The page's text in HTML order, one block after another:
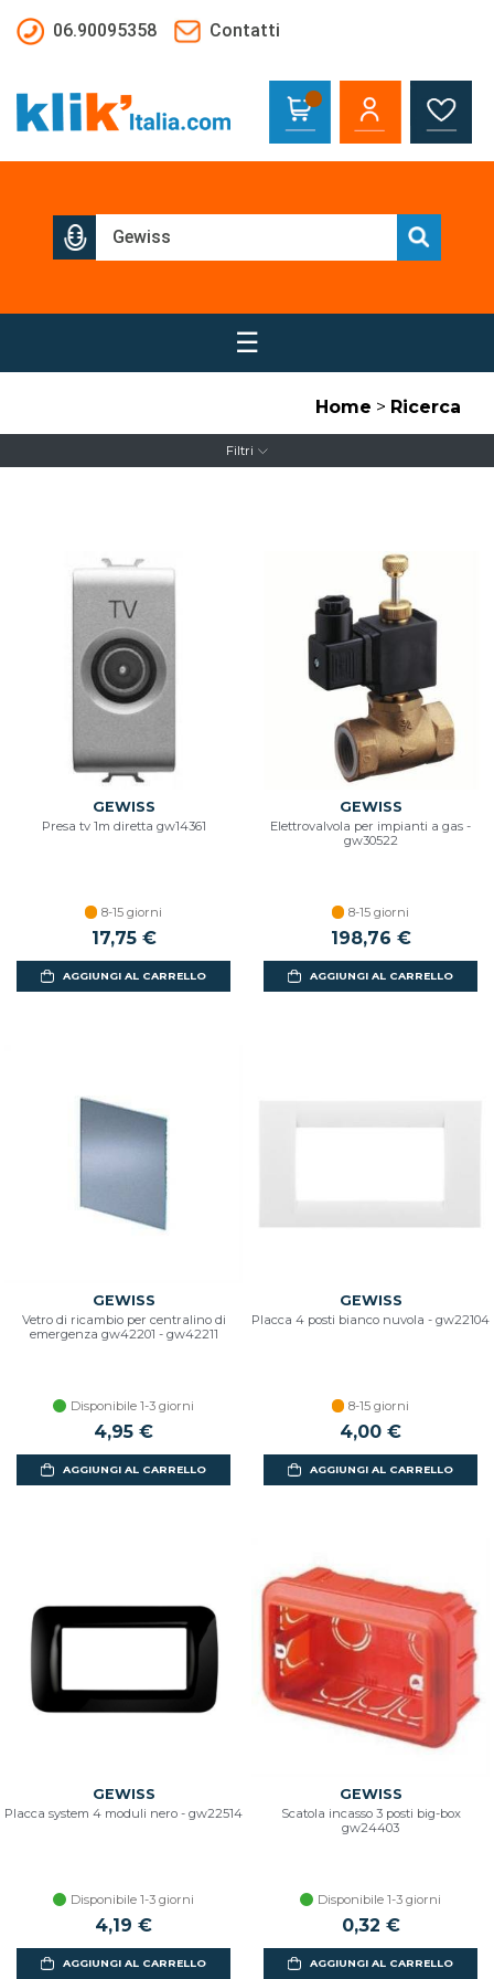
06.90095358
Contatti
☰
Home > Ricerca
Filtri
GEWISS
Presa tv 1m diretta gw14361
8-15 giorni
17,75 €
AGGIUNGI AL CARRELLO
GEWISS
Elettrovalvola per impianti a gas -
gw30522
8-15 giorni
198,76 €
AGGIUNGI AL CARRELLO
GEWISS
Vetro di ricambio per centralino di
emergenza gw42201 - gw42211
Disponibile 1-3 giorni
4,95 €
AGGIUNGI AL CARRELLO
GEWISS
Placca 4 posti bianco nuvola - gw22104
8-15 giorni
4,00 €
AGGIUNGI AL CARRELLO
GEWISS
Placca system 4 moduli nero - gw22514
Disponibile 1-3 giorni
4,19 €
AGGIUNGI AL CARRELLO
GEWISS
Scatola incasso 3 posti big-box
gw24403
Disponibile 1-3 giorni
0,32 €
AGGIUNGI AL CARRELLO